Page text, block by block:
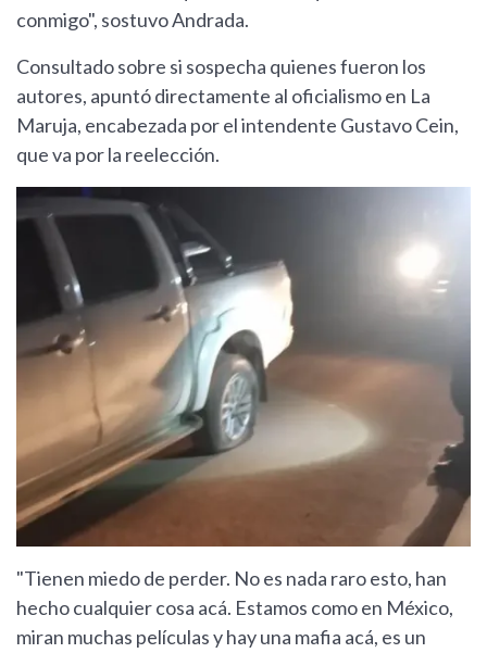
conmigo", sostuvo Andrada.
Consultado sobre si sospecha quienes fueron los
autores, apuntó directamente al oficialismo en La
Maruja, encabezada por el intendente Gustavo Cein,
que va por la reelección.
"Tienen miedo de perder. No es nada raro esto, han
hecho cualquier cosa acá. Estamos como en México,
miran muchas películas y hay una mafia acá, es un